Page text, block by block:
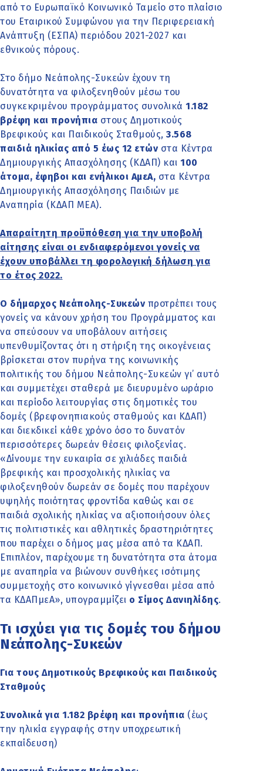
από το Ευρωπαϊκό Κοινωνικό Ταμείο στο πλαίσιο
του Εταιρικού Συμφώνου για την Περιφερειακή
Ανάπτυξη (ΕΣΠΑ) περιόδου 2021-2027 και
εθνικούς πόρους.
Στο δήμο Νεάπολης-Συκεών έχουν τη
δυνατότητα να φιλοξενηθούν μέσω του
συγκεκριμένου προγράμματος συνολικά 1.182
βρέφη και προνήπια στους Δημοτικούς
Βρεφικούς και Παιδικούς Σταθμούς, 3.568
παιδιά ηλικίας από 5 έως 12 ετών στα Κέντρα
Δημιουργικής Απασχόλησης (ΚΔΑΠ) και 100
άτομα, έφηβοι και ενήλικοι ΑμεΑ, στα Κέντρα
Δημιουργικής Απασχόλησης Παιδιών με
Αναπηρία (ΚΔΑΠ ΜΕΑ).
Απαραίτητη προϋπόθεση για την υποβολή
αίτησης είναι οι ενδιαφερόμενοι γονείς να
έχουν υποβάλλει τη φορολογική δήλωση για
το έτος 2022.
Ο δήμαρχος Νεάπολης-Συκεών προτρέπει τους
γονείς να κάνουν χρήση του Προγράμματος και
να σπεύσουν να υποβάλουν αιτήσεις
υπενθυμίζοντας ότι η στήριξη της οικογένειας
βρίσκεται στον πυρήνα της κοινωνικής
πολιτικής του δήμου Νεάπολης-Συκεών γι’ αυτό
και συμμετέχει σταθερά με διευρυμένο ωράριο
και περίοδο λειτουργίας στις δημοτικές του
δομές (βρεφονηπιακούς σταθμούς και ΚΔΑΠ)
και διεκδικεί κάθε χρόνο όσο το δυνατόν
περισσότερες δωρεάν θέσεις φιλοξενίας.
«Δίνουμε την ευκαιρία σε χιλιάδες παιδιά
βρεφικής και προσχολικής ηλικίας να
φιλοξενηθούν δωρεάν σε δομές που παρέχουν
υψηλής ποιότητας φροντίδα καθώς και σε
παιδιά σχολικής ηλικίας να αξιοποιήσουν όλες
τις πολιτιστικές και αθλητικές δραστηριότητες
που παρέχει ο δήμος μας μέσα από τα ΚΔΑΠ.
Επιπλέον, παρέχουμε τη δυνατότητα στα άτομα
με αναπηρία να βιώνουν συνθήκες ισότιμης
συμμετοχής στο κοινωνικό γίγνεσθαι μέσα από
τα ΚΔΑΠμεΑ», υπογραμμίζει ο Σίμος Δανιηλίδης.
Τι ισχύει για τις δομές του δήμου
Νεάπολης-Συκεών
Για τους Δημοτικούς Βρεφικούς και Παιδικούς
Σταθμούς
Συνολικά για 1.182 βρέφη και προνήπια (έως
την ηλικία εγγραφής στην υποχρεωτική
εκπαίδευση)